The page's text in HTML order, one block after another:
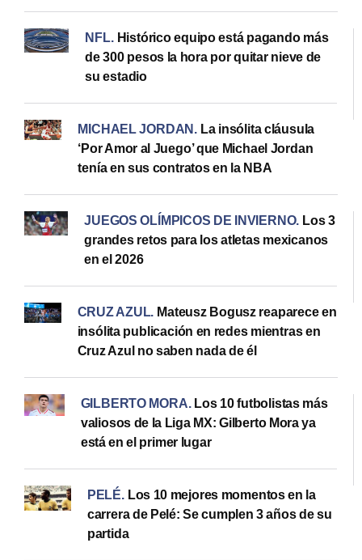
NFL. Histórico equipo está pagando más
de 300 pesos la hora por quitar nieve de
su estadio
MICHAEL JORDAN . La insólita cláusula
‘Por Amor al Juego’ que Michael Jordan
tenía en sus contratos en la NBA
JUEGOS OLÍMPICOS DE INVIERNO. Los 3
grandes retos para los atletas mexicanos
en el 2026
CRUZ AZUL. Mateusz Bogusz reaparece en
insólita publicación en redes mientras en
Cruz Azul no saben nada de él
⁠GILBERTO MORA. Los 10 futbolistas más
valiosos de la Liga MX: Gilberto Mora ya
está en el primer lugar
PELÉ. Los 10 mejores momentos en la
carrera de Pelé: Se cumplen 3 años de su
partida